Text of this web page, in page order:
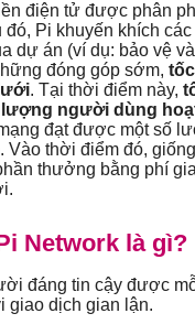
điện tử được phân
Pi khuyến khích
dự án (ví dụ: bảo vệ
đóng góp sớm,
. Tại thời điểm này,
người dùng
đạt được một số
Vào thời điểm đó,
thưởng bằng phí
Network là gì?
đáng tin cậy được
giao dịch gian lận.